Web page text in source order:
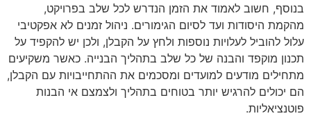
בנוסף, חשוב לאמוד את הזמן הנדרש לכל שלב בפרויקט,
מהקמת היסודות ועד לסיום הגימורים. ניהול זמנים לא אפקטיבי
עלול להוביל לעלויות נוספות ולחץ על הקבלן, ולכן יש להקפיד על
תכנון מוקפד והבנה של כל שלב בתהליך הבנייה. כאשר משקיעים
מתחילים מודעים למועדים ומסכמים את ההתחייבויות עם הקבלן,
הם יכולים להרגיש יותר בטוחים בתהליך ולצמצם אי הבנות
פוטנציאליות.